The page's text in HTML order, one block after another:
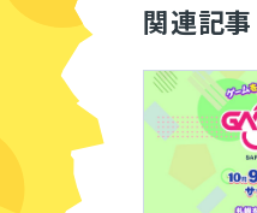
関連記事